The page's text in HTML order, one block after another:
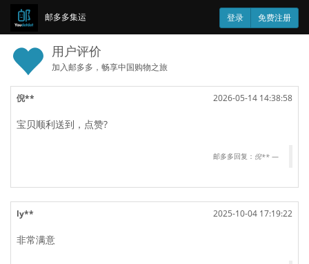
邮多多集运 登录 免费注册
用户评价
加入邮多多，畅享中国购物之旅
2026-05-14 14:38:58
倪**
宝贝顺利送到，点赞?
邮多多回复： 倪**
2025-10-04 17:19:22
ly**
非常满意